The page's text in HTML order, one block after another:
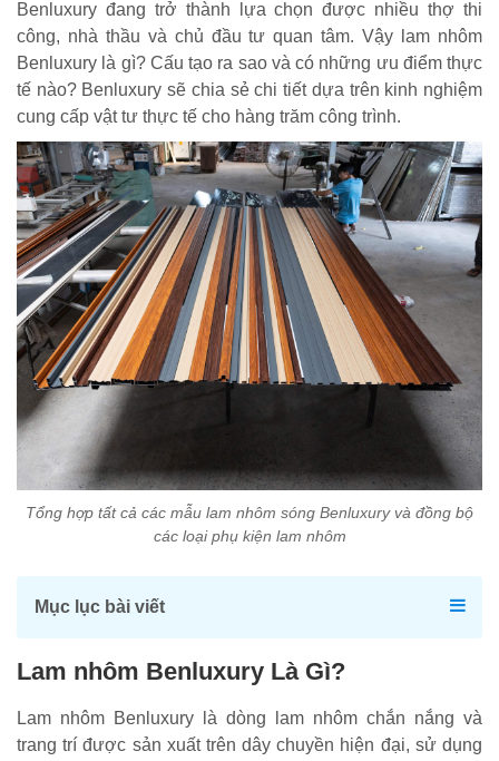
Benluxury đang trở thành lựa chọn được nhiều thợ thi
công, nhà thầu và chủ đầu tư quan tâm. Vậy lam nhôm
Benluxury là gì? Cấu tạo ra sao và có những ưu điểm thực
tế nào? Benluxury sẽ chia sẻ chi tiết dựa trên kinh nghiệm
cung cấp vật tư thực tế cho hàng trăm công trình.
Tổng hợp tất cả các mẫu lam nhôm sóng Benluxury và đồng bộ
các loại phụ kiện lam nhôm
Mục lục bài viết
Lam nhôm Benluxury Là Gì?
Lam nhôm Benluxury là dòng lam nhôm chắn nắng và
trang trí được sản xuất trên dây chuyền hiện đại, sử dụng